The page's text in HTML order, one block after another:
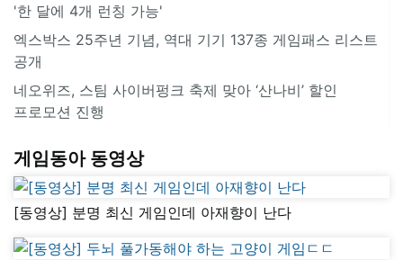
'한 달에 4개 런칭 가능'
엑스박스 25주년 기념, 역대 기기 137종 게임패스 리스트
공개
네오위즈, 스팀 사이버펑크 축제 맞아 ‘산나비’ 할인
프로모션 진행
게임동아 동영상
[동영상] 분명 최신 게임인데 아재향이 난다